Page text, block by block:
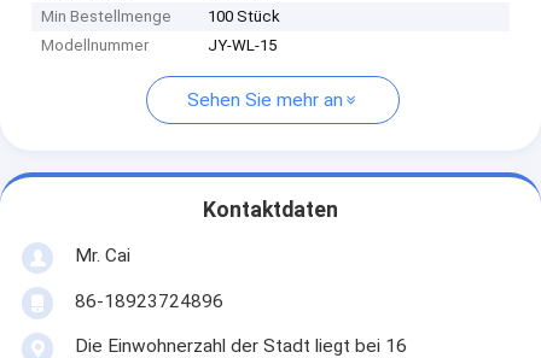
Min Bestellmenge
100 Stück
Modellnummer
JY-WL-15
Sehen Sie mehr an
Kontaktdaten
Mr. Cai
86-18923724896
Die Einwohnerzahl der Stadt liegt bei 16